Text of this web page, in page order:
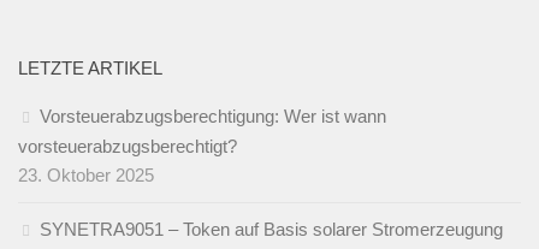
LETZTE ARTIKEL
Vorsteuerabzugsberechtigung: Wer ist wann
vorsteuerabzugsberechtigt?
23. Oktober 2025
SYNETRA9051 – Token auf Basis solarer Stromerzeugung